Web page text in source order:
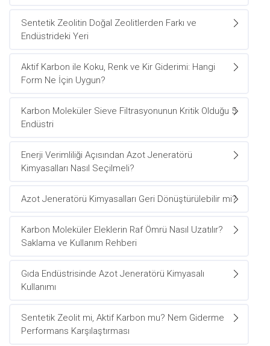
Sentetik Zeolitin Doğal Zeolitlerden Farkı ve
Endüstrideki Yeri
Aktif Karbon ile Koku, Renk ve Kir Giderimi: Hangi
Form Ne İçin Uygun?
Karbon Moleküler Sieve Filtrasyonunun Kritik Olduğu 5
Endüstri
Enerji Verimliliği Açısından Azot Jeneratörü
Kimyasalları Nasıl Seçilmeli?
Azot Jeneratörü Kimyasalları Geri Dönüştürülebilir mi?
Karbon Moleküler Eleklerin Raf Ömrü Nasıl Uzatılır?
Saklama ve Kullanım Rehberi
Gıda Endüstrisinde Azot Jeneratörü Kimyasalı
Kullanımı
Sentetik Zeolit mi, Aktif Karbon mu? Nem Giderme
Performans Karşılaştırması